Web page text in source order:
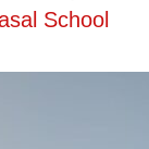
School